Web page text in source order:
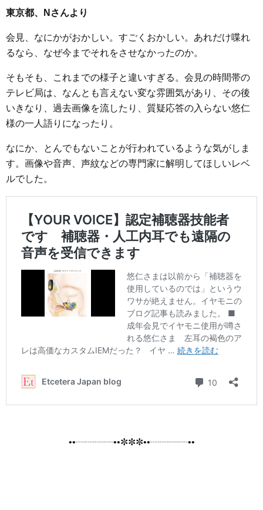
東京都、Nさんより
会見、なにかがおかしい。すごくおかしい。あれだけ喋れ
るなら、なぜ今までそれをさせなかったのか。
そもそも、これまでの様子と違いすぎる。会見の時間帯の
テレビ局は、なんとも言えない変な雰囲気があり、その後
いきなり、過去画像を流したり、質疑応答の入らない悠仁
様の一人語りになったり。
なにか、とんでもないことが行われているような気がしま
す。画像や音声、声紋などの専門家に解明してほしいレベ
ルでした。
••┈┈┈┈••✼✼✼••┈┈┈┈••